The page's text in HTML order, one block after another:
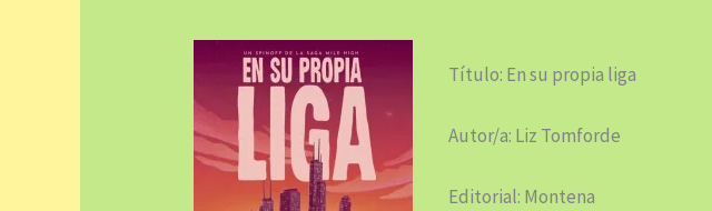
Título: En su propia liga
Autor/a: Liz Tomforde
Editorial: Montena